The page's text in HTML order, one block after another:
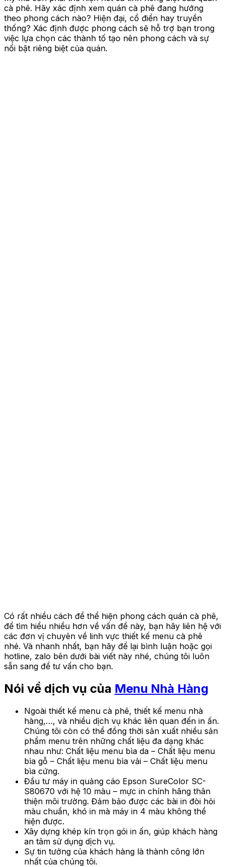
cà phê. Hãy xác định xem quán cà phê đang hướng
theo phong cách nào? Hiện đại, cổ điển hay truyền
thống? Xác định được phong cách sẽ hỗ trợ bạn trong
việc lựa chọn các thành tố tạo nên phong cách và sự
nổi bật riêng biệt của quán.
Có rất nhiều cách để thể hiện phong cách quán cà phê,
để tìm hiểu nhiều hơn về vấn đề này, bạn hãy liên hệ với
các đơn vị chuyên về linh vực thiết kế menu cà phê
nhé. Và nhanh nhất, bạn hãy để lại bình luận hoặc gọi
hotline, zalo bên dưới bài viết này nhé, chúng tôi luôn
sẵn sang để tư vấn cho bạn.
Nói về dịch vụ của Menu Nhà Hàng
Ngoài thiết kế menu cà phê, thiết kế menu nhà
hàng,…, và nhiều dịch vụ khác liên quan đến in ấn.
Chúng tôi còn có thể đồng thời sản xuất nhiều sản
phẩm menu trên những chất liệu đa dạng khác
nhau như: Chất liệu menu bìa da – Chất liệu menu
bìa gỗ – Chất liệu menu bìa vải – Chất liệu menu
bìa cứng.
Đầu tư máy in quảng cáo Epson SureColor SC-
S80670 với hệ 10 màu – mực in chính hãng thân
thiện môi trường. Đảm bảo được các bài in đòi hỏi
màu chuẩn, khó in mà máy in 4 màu không thể
hiện được.
Xây dựng khép kín trọn gói in ấn, giúp khách hàng
an tâm sử dụng dịch vụ.
Sự tin tưởng của khách hàng là thành công lớn
nhất của chúng tôi.